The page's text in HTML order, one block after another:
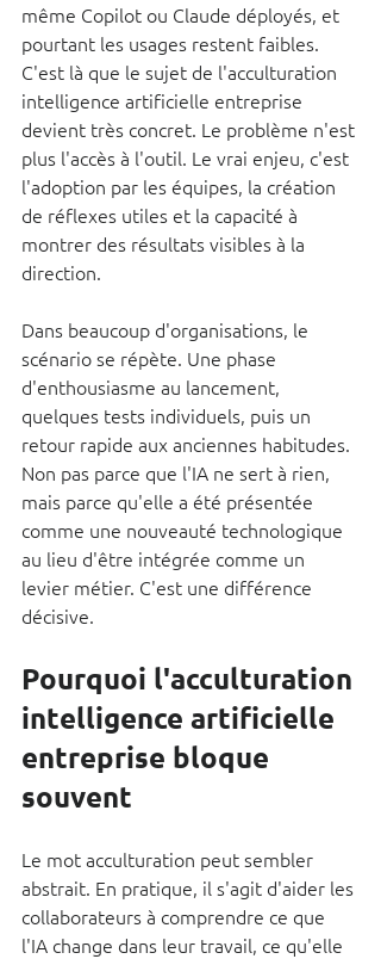
même Copilot ou Claude déployés, et
pourtant les usages restent faibles.
C'est là que le sujet de l'acculturation
intelligence artificielle entreprise
devient très concret. Le problème n'est
plus l'accès à l'outil. Le vrai enjeu, c'est
l'adoption par les équipes, la création
de réflexes utiles et la capacité à
montrer des résultats visibles à la
direction.
Dans beaucoup d'organisations, le
scénario se répète. Une phase
d'enthousiasme au lancement,
quelques tests individuels, puis un
retour rapide aux anciennes habitudes.
Non pas parce que l'IA ne sert à rien,
mais parce qu'elle a été présentée
comme une nouveauté technologique
au lieu d'être intégrée comme un
levier métier. C'est une différence
décisive.
Pourquoi l'acculturation
intelligence artificielle
entreprise bloque
souvent
Le mot acculturation peut sembler
abstrait. En pratique, il s'agit d'aider les
collaborateurs à comprendre ce que
l'IA change dans leur travail, ce qu'elle